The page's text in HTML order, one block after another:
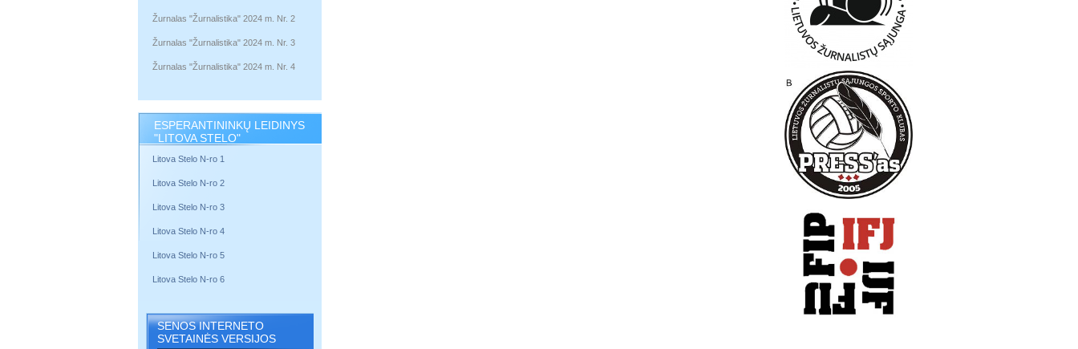
Žurnalas "Žurnalistika" 2024 m. Nr. 2
Žurnalas "Žurnalistika" 2024 m. Nr. 3
Žurnalas "Žurnalistika" 2024 m. Nr. 4
ESPERANTININKŲ LEIDINYS
"LITOVA STELO"
Litova Stelo N-ro 1
Litova Stelo N-ro 2
Litova Stelo N-ro 3
Litova Stelo N-ro 4
Litova Stelo N-ro 5
Litova Stelo N-ro 6
SENOS INTERNETO
SVETAINĖS VERSIJOS